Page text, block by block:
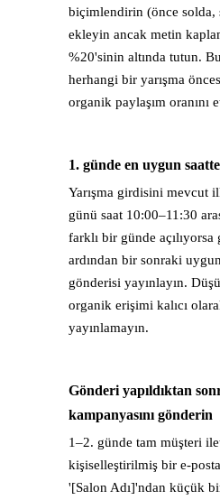
biçimlendirin (önce solda,
ekleyin ancak metin
%20'sinin altında tutun.
herhangi bir yarışma
organik paylaşım oranını
1. günde en uygun
Yarışma girdisini mevcut
günü saat 10:00–11:30
farklı bir günde
ardından bir sonraki
gönderisi yayınlayın.
organik erişimi kalıcı
yayınlamayın.
Gönderi yapıldıktan
kampanyasını gönderin
1–2. günde tam müşteri
kişiselleştirilmiş bir e-
'[Salon Adı]'ndan küçük